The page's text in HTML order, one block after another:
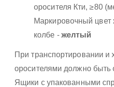
оросителя Кти, ≥80
Маркировочный цвет
колбе - желтый
При транспортировании
оросителями должно быть
Ящики с упакованными